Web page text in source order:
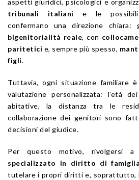
aspetti giuridici, psicologici e
tribunali italiani
e le possibili
confermano una direzione
bigenitorialità reale, con
paritetici e, sempre più spesso,
figli.
Tuttavia, ogni situazione familiare
valutazione personalizzata: l’età
abitative, la distanza tra le
collaborazione dei genitori sono
decisioni del giudice.
Per questo motivo, rivolgersi
specializzato in diritto di famiglia
tutelare i propri diritti e, soprattutto,